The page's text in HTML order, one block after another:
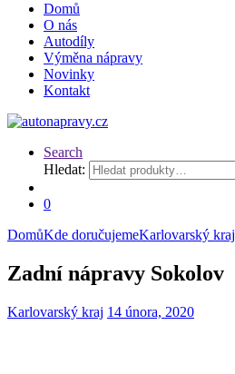
Domů
O nás
Autodíly
Výměna nápravy
Novinky
Kontakt
Search
Hledat:
0
DomůKde doručujemeKarlovarský kraj
Zadní nápravy Sokolov
Karlovarský kraj 14 února, 2020